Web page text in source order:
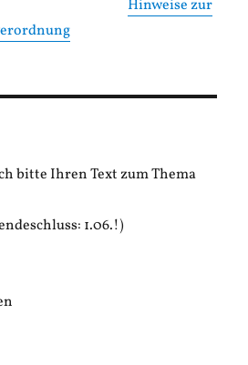
Hinweise zur
bitte Ihren Text zum Thema
1.06.!)